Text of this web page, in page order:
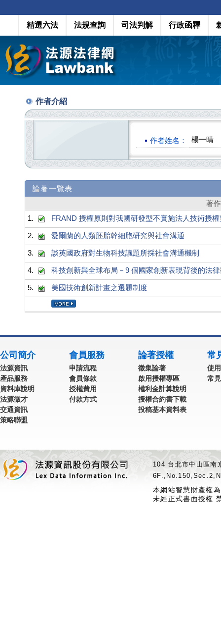
精選六法 法規查詢 司法判解 行政函釋
作者介紹
作者姓名： 楊一晴
論著一覽表
著
1.
FRAND 授權原則對我國研發型不實施法人技術授
2. 愛爾蘭的人類胚胎幹細胞研究與社會溝通
3. 談英國政府對生物科技議題所採社會溝通機制
4. 科技創新與全球布局－9 個國家創新表現背後的法
5. 美國技術創新計畫之選題制度
公司簡介
法源資訊
產品服務
資料庫說明
法源徵才
交通資訊
策略聯盟
會員服務
申請流程
會員條款
授權費用
付款方式
論著授權
徵集論著
啟用授權專區
權利金計算說明
授權合約書下載
投稿基本資料表
常
使
常
104 台北市中山區
本網站智慧財產權
未經正式書面授權